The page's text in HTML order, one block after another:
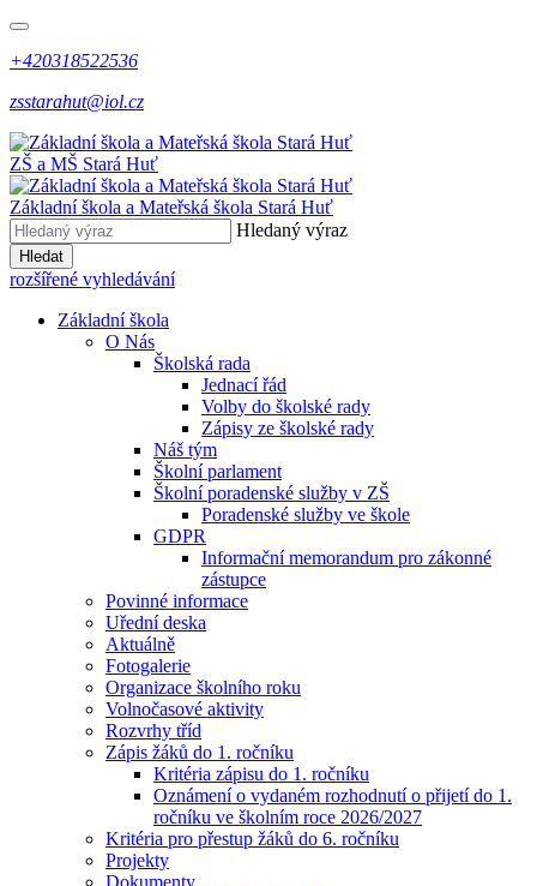
+420318522536
zsstarahut@iol.cz
ZŠ a MŠ Stará Huť
Základní škola a Mateřská škola Stará Huť
Hledaný výraz
Hledat
rozšířené vyhledávání
Základní škola
O Nás
Školská rada
Jednací řád
Volby do školské rady
Zápisy ze školské rady
Náš tým
Školní parlament
Školní poradenské služby v ZŠ
Poradenské služby ve škole
GDPR
Informační memorandum pro zákonné
zástupce
Povinné informace
Uřední deska
Aktuálně
Fotogalerie
Organizace školního roku
Volnočasové aktivity
Rozvrhy tříd
Zápis žáků do 1. ročníku
Kritéria zápisu do 1. ročníku
Oznámení o vydaném rozhodnutí o přijetí do 1.
ročníku ve školním roce 2026/2027
Kritéria pro přestup žáků do 6. ročníku
Projekty
Dokumenty